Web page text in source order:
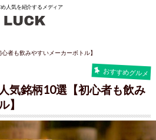
め人気を紹介するメディア
者も飲みやすいメーカーボトル】
おすすめグルメ
気銘柄10選【初心者も飲み
】